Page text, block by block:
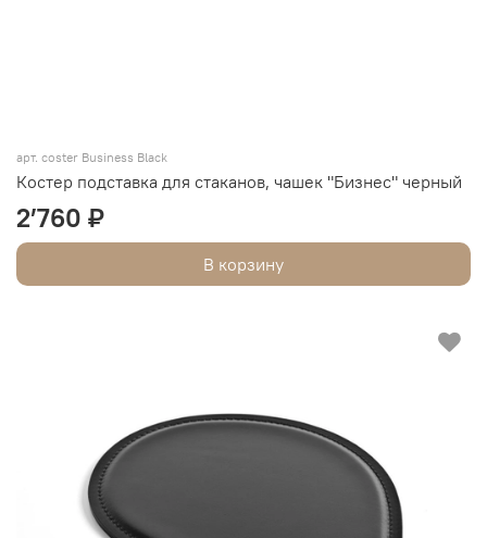
арт. coster Business Black
Костер подставка для стаканов, чашек "Бизнес" черный
2’760 ₽
В корзину